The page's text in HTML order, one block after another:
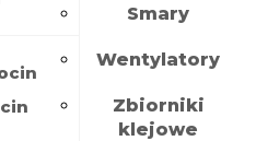
Smary
Wentylatory
Zbiorniki
klejowe